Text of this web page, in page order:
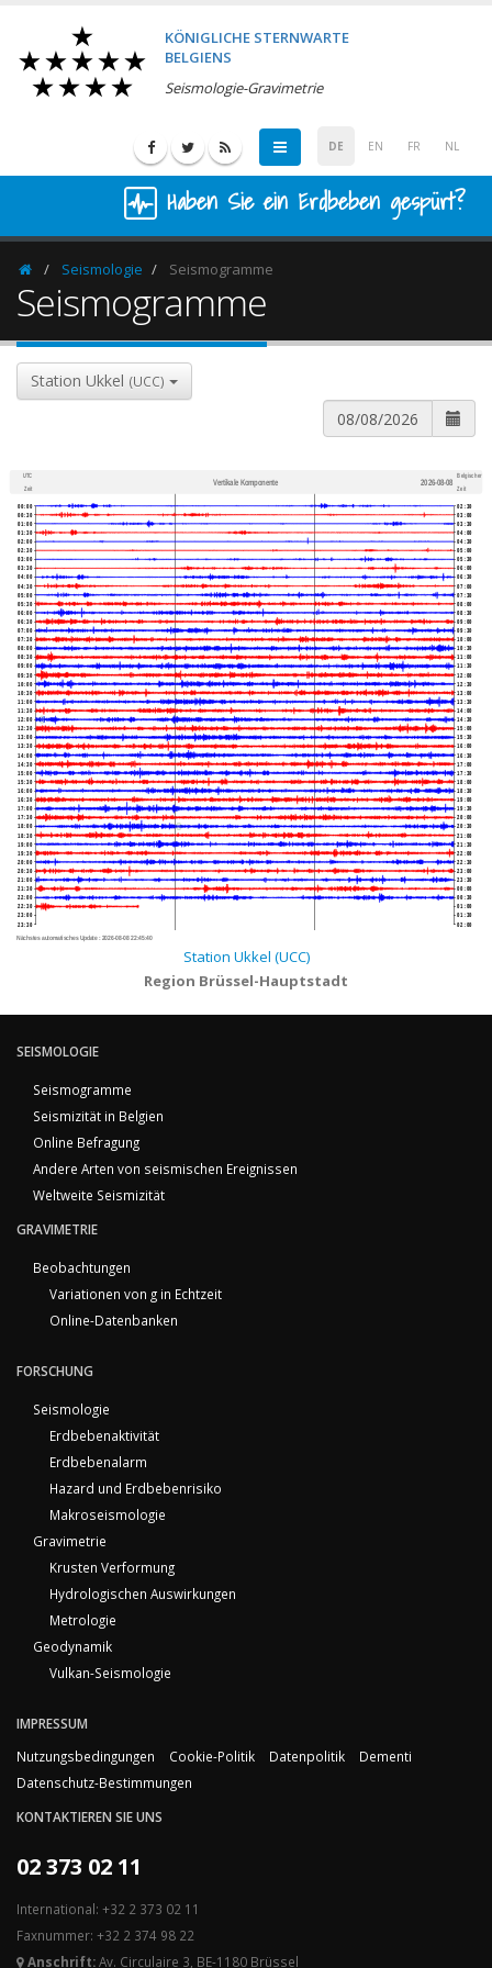
KÖNIGLICHE STERNWARTE
BELGIENS
Seismologie-Gravimetrie
DE EN FR NL
Haben Sie ein Erdbeben gespürt?
HomepageSeismologie Seismogramme
Seismogramme
Station Ukkel (UCC)
UTC
Zeit
Vertikale Komponente 2026-08-08
Belgischer
Zeit
00:00
00:30
01:00
01:30
02:00
02:30
03:00
03:30
04:00
04:30
05:00
05:30
06:00
06:30
07:00
07:30
08:00
08:30
09:00
09:30
10:00
10:30
11:00
11:30
12:00
12:30
13:00
13:30
14:00
14:30
15:00
15:30
16:00
16:30
17:00
17:30
18:00
18:30
19:00
19:30
20:00
20:30
21:00
21:30
22:00
22:30
23:00
23:30
02:30
03:00
03:30
04:00
04:30
05:00
05:30
06:00
06:30
07:00
07:30
08:00
08:30
09:00
09:30
10:00
10:30
11:00
11:30
12:00
12:30
13:00
13:30
14:00
14:30
15:00
15:30
16:00
16:30
17:00
17:30
18:00
18:30
19:00
19:30
20:00
20:30
21:00
21:30
22:00
22:30
23:00
23:30
00:00
00:30
01:00
01:30
02:00
Nächstes automatisches Update : 2026-08-08 22:45:40
Station Ukkel (UCC)
Region Brüssel-Hauptstadt
SEISMOLOGIE
Seismogramme
Seismizität in Belgien
Online Befragung
Andere Arten von seismischen Ereignissen
Weltweite Seismizität
GRAVIMETRIE
Beobachtungen
Variationen von g in Echtzeit
Online-Datenbanken
FORSCHUNG
Seismologie
Erdbebenaktivität
Erdbebenalarm
Hazard und Erdbebenrisiko
Makroseismologie
Gravimetrie
Krusten Verformung
Hydrologischen Auswirkungen
Metrologie
Geodynamik
Vulkan-Seismologie
IMPRESSUM
Nutzungsbedingungen
Cookie-Politik Datenpolitik
Dementi
Datenschutz-Bestimmungen
KONTAKTIEREN SIE UNS
02 373 02 11
International: +32 2 373 02 11
Faxnummer: +32 2 374 98 22
Anschrift:Av. Circulaire 3, BE-1180 Brüssel